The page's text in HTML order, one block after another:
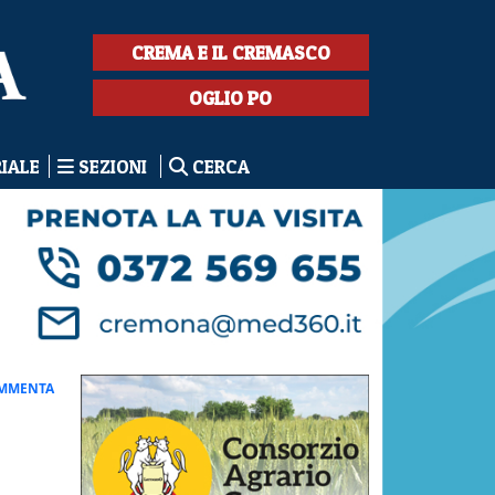
CREMA E IL CREMASCO
OGLIO PO
SEZIONI CERCA